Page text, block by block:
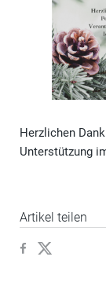
Herzlichen
Unterstützung
Artikel teilen